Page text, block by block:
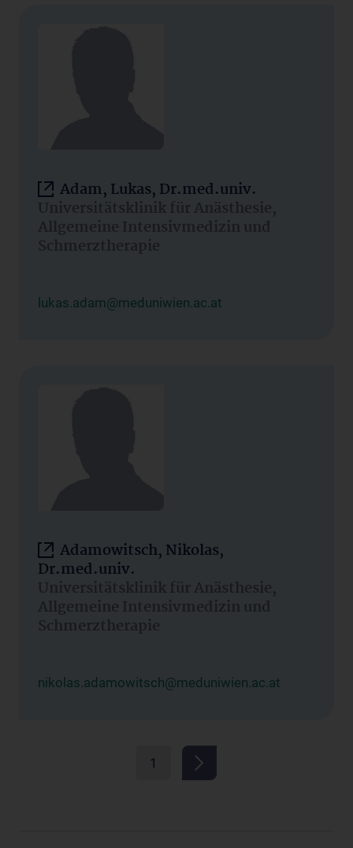
Adam, Lukas, Dr.med.univ.
Universitätsklinik für Anästhesie,
Allgemeine Intensivmedizin und
Schmerztherapie
lukas.adam@meduniwien.ac.at
Adamowitsch, Nikolas,
Dr.med.univ.
Universitätsklinik für Anästhesie,
Allgemeine Intensivmedizin und
Schmerztherapie
nikolas.adamowitsch@meduniwien.ac.at
1